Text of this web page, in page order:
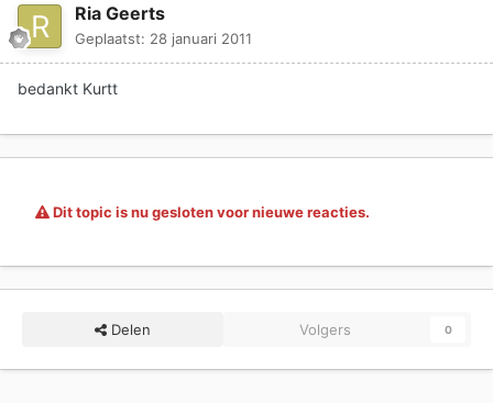
Ria Geerts
Geplaatst: 28 januari 2011
bedankt Kurtt
Dit topic is nu gesloten voor nieuwe reacties.
Delen Volgers 0